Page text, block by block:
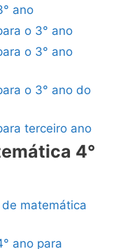
ano
o 3° ano
o 3° ano
o 3° ano do
terceiro ano
4°
de matemática
ano para